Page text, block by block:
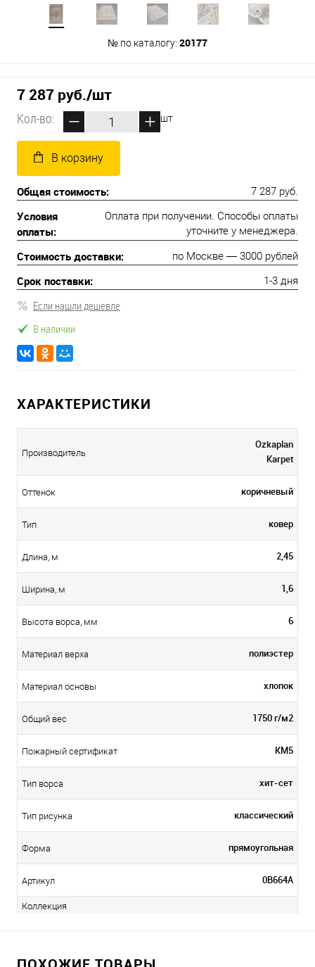
№ по каталогу: 20177
7 287 руб./шт
Кол-во: шт
В корзину
Общая стоимость: 7 287 руб.
Условия
оплаты:
Оплата при получении. Способы оплаты
уточните у менеджера.
Стоимость доставки: по Москве — 3000 рублей
Срок поставки: 1-3 дня
Если нашли дешевле
В наличии
ХАРАКТЕРИСТИКИ
Производитель
Ozkaplan
Karpet
Оттенок коричневый
Тип ковер
Длина, м 2,45
Ширина, м 1,6
Высота ворса, мм 6
Материал верха полиэстер
Материал основы хлопок
Общий вес 1750 г/м2
Пожарный сертификат КМ5
Тип ворса хит-сет
Тип рисунка классический
Форма прямоугольная
Артикул 0B664A
Коллекция